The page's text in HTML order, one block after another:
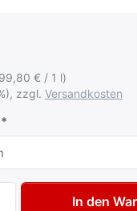
€ / 1 l)
zzgl. Versandkosten
Autolack Lackstift
In den